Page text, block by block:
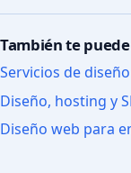
También te
Servicios de
Diseño, hosting y
Diseño web para